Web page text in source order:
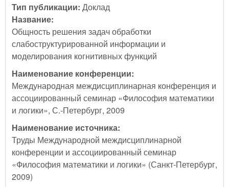
Тип публикации: Доклад
Название:
Общность решения задач обработки
слабоструктурированной информации и
моделирования когнитивных функций
Наименование конференции:
Международная междисциплинарная конференция и
ассоциированный семинар «Философия математики
и логики», С.-Петербург, 2009
Наименование источника:
Труды Международной междисциплинарной
конференции и ассоциированный семинар
«Философия математики и логики» (Санкт-Петербург,
2009)